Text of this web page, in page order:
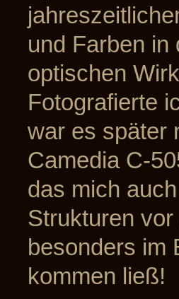
und Farben in
optischen
Fotografierte
war es später
Camedia C-
das mich
Strukturen
besonders im
kommen ließ!